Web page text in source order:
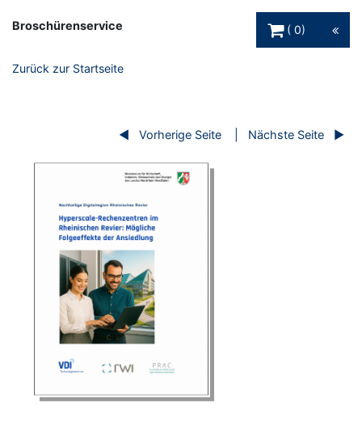
Broschürenservice
0
Zurück zur Startseite
Vorherige Seite Nächste Seite